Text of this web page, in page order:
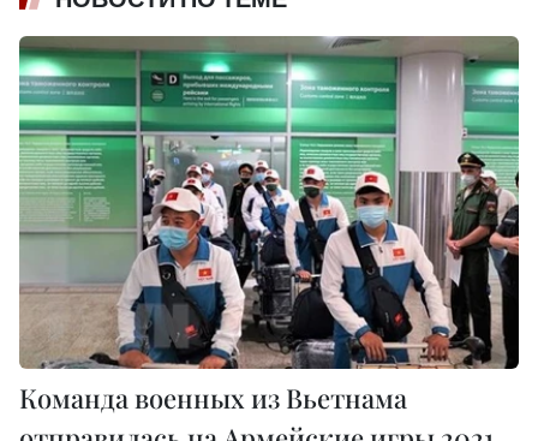
Команда военных из Вьетнама